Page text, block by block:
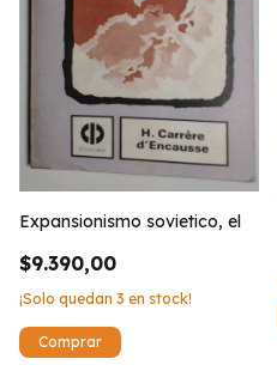
Expansionismo sovietico, el
$9.390,00
¡Solo quedan 3 en stock!